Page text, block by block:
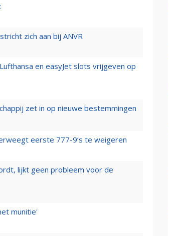
zich aan bij ANVR
en easyJet slots vrijgeven op
zet in op nieuwe bestemmingen
eerste 777-9’s te weigeren
lijkt geen probleem voor de
munitie'